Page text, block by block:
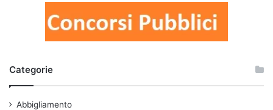
Categorie
Abbigliamento